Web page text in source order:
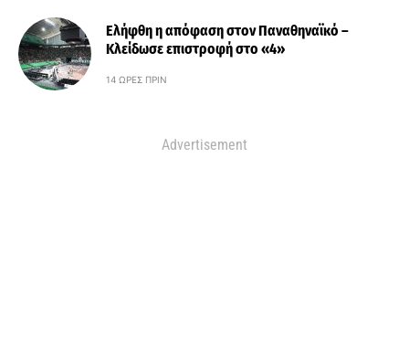
Ελήφθη η απόφαση στον Παναθηναϊκό –
Κλείδωσε επιστροφή στο «4»
14 ΏΡΕΣ ΠΡΙΝ
Advertisement